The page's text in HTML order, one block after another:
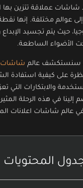
شاشات عملاقة تتزين بها
إلى عوالم مختلفة. إنها
حيث يتم تجسيد
الأضواء الساطعة.
سنستكشف عالم شاشات
على كيفية استفادة
والابتكارات التي
في هذه الرحلة
في عالم شاشات اعلانات
المحتويات